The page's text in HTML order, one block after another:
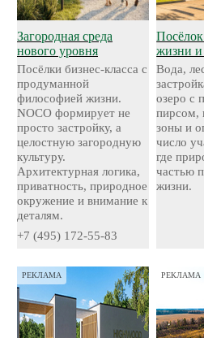
Загородная среда
нового уровня
Посёлки бизнес-класса с
продуманной
философией жизни.
NOCO формирует не
просто застройку, а
целостную загородную
культуру.
Архитектурная логика,
приватность, природное
окружение и внимание к
деталям.
+7 (495) 172-55-83
Посёлок
жизни и
Вода,
озеро с
пирсом,
зоны и
число
где
частью
жизни.
РЕКЛАМА РЕКЛАМА